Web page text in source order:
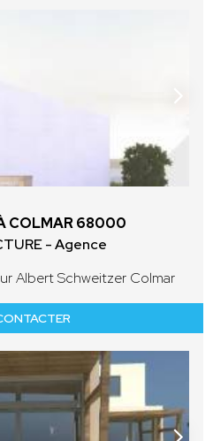
COLMAR 68000
- Agence
Albert Schweitzer Colmar